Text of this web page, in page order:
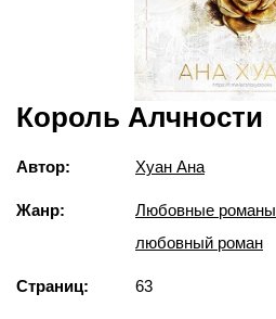
Король Алчности
Автор: Хуан Ана
Жанр: Любовные романы
любовный роман
Страниц: 63